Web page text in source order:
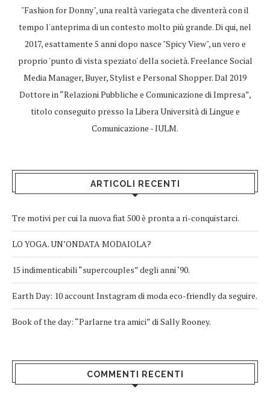
"Fashion for Donny", una realtà variegata che diventerà con il
tempo l'anteprima di un contesto molto più grande. Di qui, nel
2017, esattamente 5 anni dopo nasce "Spicy View", un vero e
proprio 'punto di vista speziato' della società. Freelance Social
Media Manager, Buyer, Stylist e Personal Shopper. Dal 2019
Dottore in “Relazioni Pubbliche e Comunicazione di Impresa”,
titolo conseguito presso la Libera Università di Lingue e
Comunicazione - IULM.
ARTICOLI RECENTI
Tre motivi per cui la nuova fiat 500 è pronta a ri-conquistarci.
LO YOGA. UN’ONDATA MODAIOLA?
15 indimenticabili “supercouples” degli anni ‘90.
Earth Day: 10 account Instagram di moda eco-friendly da seguire.
Book of the day: “Parlarne tra amici” di Sally Rooney.
COMMENTI RECENTI